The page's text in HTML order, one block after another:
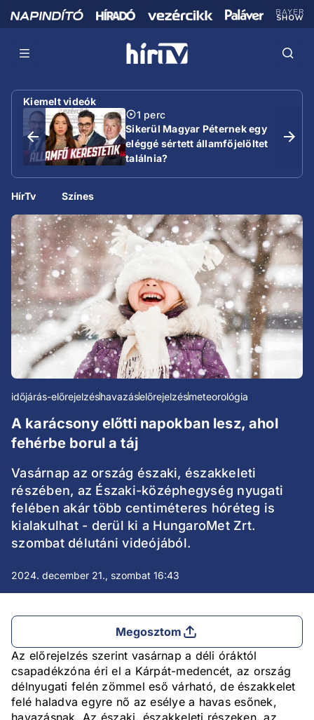
Kiemelt videók
1 perc
Sikerül Magyar Péternek egy
eléggé sértett államfőjelöltet
találnia?
HírTv Színes
időjárás-előrejelzéshavazáselőrejelzésmeteorológia
A karácsony előtti napokban lesz, ahol
fehérbe borul a táj
Vasárnap az ország északi, északkeleti
részében, az Északi-középhegység nyugati
felében akár több centiméteres hóréteg is
kialakulhat - derül ki a HungaroMet Zrt.
szombat délutáni videójából.
2024. december 21., szombat 16:43
Megosztom
Az előrejelzés szerint vasárnap a déli óráktól
csapadékzóna éri el a Kárpát-medencét, az ország
délnyugati felén zömmel eső várható, de északkelet
felé haladva egyre nő az esélye a havas esőnek,